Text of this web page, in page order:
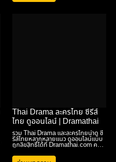
Thai Drama ละครไทย ซีรีส์
ไทย ดูออนไลน์ | Dramathai
รวม Thai Drama และละครไทยน่าดู ซี
รีส์ไทยหลากหลายแนว ดูออนไลน์แบบ
ถูกลิขสิทธิ์ได้ที่ Dramathai.com ครบ
จบในที่เดียว